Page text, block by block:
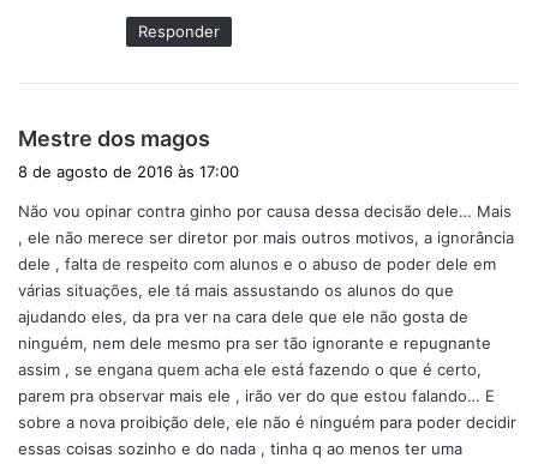
Responder
Mestre dos magos
i
s
e
:
8 de agosto de 2016 às 17:00
Não vou opinar contra ginho por causa dessa decisão dele… Mais
, ele não merece ser diretor por mais outros motivos, a ignorância
dele , falta de respeito com alunos e o abuso de poder dele em
várias situações, ele tá mais assustando os alunos do que
ajudando eles, da pra ver na cara dele que ele não gosta de
ninguém, nem dele mesmo pra ser tão ignorante e repugnante
assim , se engana quem acha ele está fazendo o que é certo,
parem pra observar mais ele , irão ver do que estou falando… E
sobre a nova proibição dele, ele não é ninguém para poder decidir
essas coisas sozinho e do nada , tinha q ao menos ter uma